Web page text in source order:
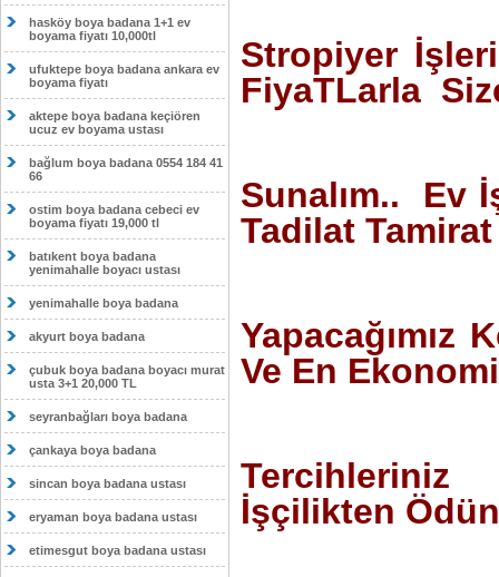
hasköy boya badana 1+1 ev
boyama fiyatı 10,000tl
ufuktepe boya badana ankara ev
boyama fiyatı
aktepe boya badana keçiören
ucuz ev boyama ustası
bağlum boya badana 0554 184 41
66
ostim boya badana cebeci ev
boyama fiyatı 19,000 tl
batıkent boya badana
yenimahalle boyacı ustası
yenimahalle boya badana
akyurt boya badana
çubuk boya badana boyacı murat
usta 3+1 20,000 TL
seyranbağları boya badana
çankaya boya badana
sincan boya badana ustası
eryaman boya badana ustası
etimesgut boya badana ustası
Stropiyer
FiyaTLarla
Sunalım.. Ev
Tadilat
Yapacağımız
Ve En
Tercihleriniz
İşçilikten